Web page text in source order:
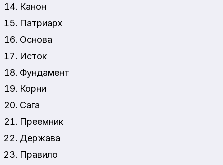
Канон
Патриарх
Основа
Исток
Фундамент
Корни
Сага
Преемник
Держава
Правило